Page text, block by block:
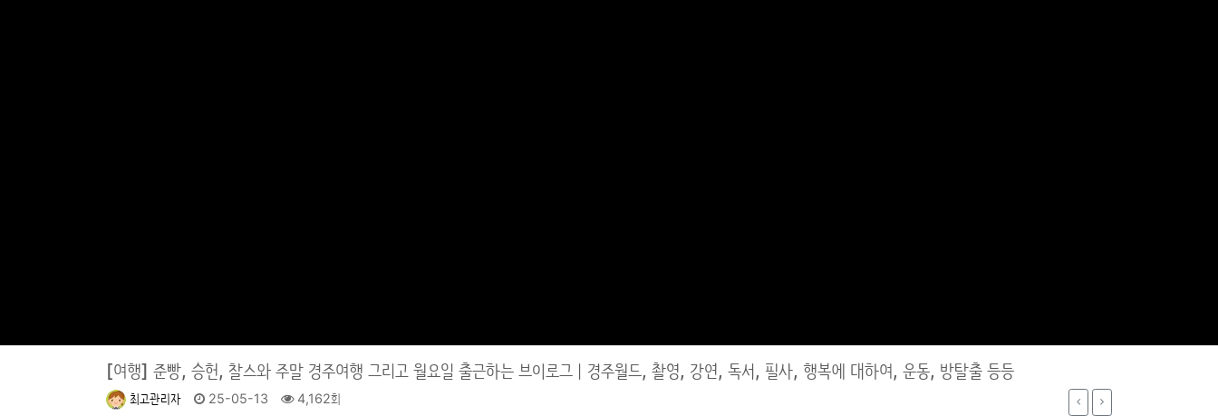
[여행] 준빵, 승헌, 찰스와 주말 경주여행 그리고 월요일 출근하는 브이로그ㅣ경주월드, 촬영, 강연, 독서, 필사, 행복에 대하여, 운동, 방탈출 등등
최고관리자 25-05-13 4,162회